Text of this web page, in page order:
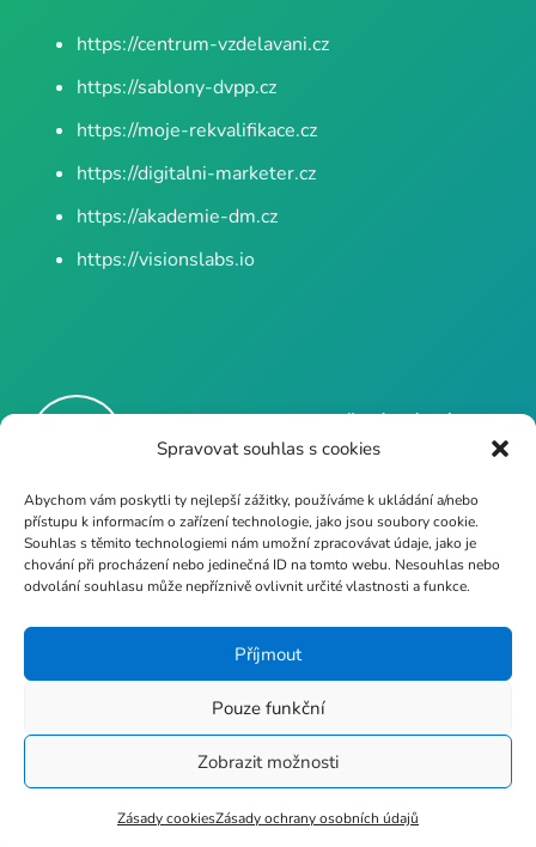
Spravovat souhlas s cookies
Abychom vám poskytli ty nejlepší zážitky, používáme k ukládání a/nebo
přístupu k informacím o zařízení technologie, jako jsou soubory cookie.
Souhlas s těmito technologiemi nám umožní zpracovávat údaje, jako je
chování při procházení nebo jedinečná ID na tomto webu. Nesouhlas nebo
odvolání souhlasu může nepříznivě ovlivnit určité vlastnosti a funkce.
Příjmout
Pouze funkční
Zobrazit možnosti
Zásady cookiesZásady ochrany osobních údajů
https://centrum-vzdelavani.cz
https://sablony-dvpp.cz
https://moje-rekvalifikace.cz
https://digitalni-marketer.cz
https://akademie-dm.cz
https://visionslabs.io
– Počítačová služba s.r.o.
info@poc-sluzba.cz
+420 724 189 681
Stupkova 413/1a, 779 00